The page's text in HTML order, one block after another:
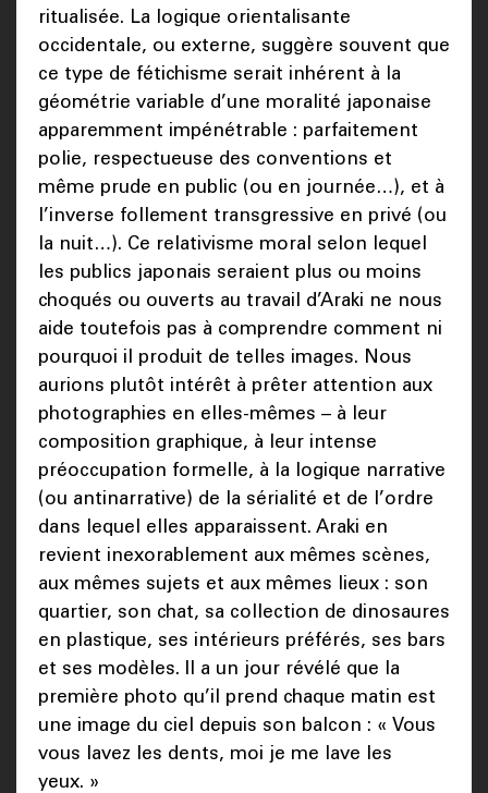
ritualisée. La logique orientalisante
occidentale, ou externe, suggère souvent que
ce type de fétichisme serait inhérent à la
géométrie variable d’une moralité japonaise
apparemment impénétrable : parfaitement
polie, respectueuse des conventions et
même prude en public (ou en journée…), et à
l’inverse follement transgressive en privé (ou
la nuit…). Ce relativisme moral selon lequel
les publics japonais seraient plus ou moins
choqués ou ouverts au travail d’Araki ne nous
aide toutefois pas à comprendre comment ni
pourquoi il produit de telles images. Nous
aurions plutôt intérêt à prêter attention aux
photographies en elles-mêmes – à leur
composition graphique, à leur intense
préoccupation formelle, à la logique narrative
(ou antinarrative) de la sérialité et de l’ordre
dans lequel elles apparaissent. Araki en
revient inexorablement aux mêmes scènes,
aux mêmes sujets et aux mêmes lieux : son
quartier, son chat, sa collection de dinosaures
en plastique, ses intérieurs préférés, ses bars
et ses modèles. Il a un jour révélé que la
première photo qu’il prend chaque matin est
une image du ciel depuis son balcon : « Vous
vous lavez les dents, moi je me lave les
yeux. »